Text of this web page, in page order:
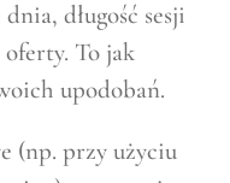
długość sesji
To jak
upodobań.
(np. przy użyciu